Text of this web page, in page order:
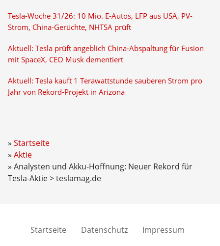
Tesla-Woche 31/26: 10 Mio. E-Autos, LFP aus USA, PV-
Strom, China-Gerüchte, NHTSA prüft
Aktuell: Tesla prüft angeblich China-Abspaltung für Fusion
mit SpaceX, CEO Musk dementiert
Aktuell: Tesla kauft 1 Terawattstunde sauberen Strom pro
Jahr von Rekord-Projekt in Arizona
Startseite
Aktie
Analysten und Akku-Hoffnung: Neuer Rekord für
Tesla-Aktie > teslamag.de
Startseite Datenschutz Impressum